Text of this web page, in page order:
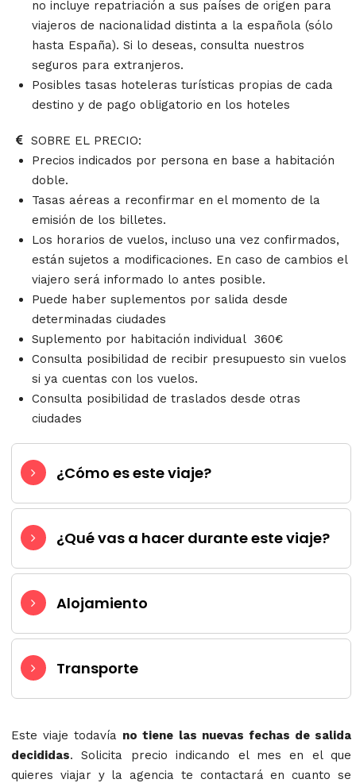
no incluye repatriación a sus países de origen para
viajeros de nacionalidad distinta a la española (sólo
hasta España). Si lo deseas, consulta nuestros
seguros para extranjeros.
Posibles tasas hoteleras turísticas propias de cada
destino y de pago obligatorio en los hoteles
SOBRE EL PRECIO:
Precios indicados por persona en base a habitación
doble.
Tasas aéreas a reconfirmar en el momento de la
emisión de los billetes.
Los horarios de vuelos, incluso una vez confirmados,
están sujetos a modificaciones. En caso de cambios el
viajero será informado lo antes posible.
Puede haber suplementos por salida desde
determinadas ciudades
Suplemento por habitación individual 360€
Consulta posibilidad de recibir presupuesto sin vuelos
si ya cuentas con los vuelos.
Consulta posibilidad de traslados desde otras
ciudades
¿Cómo es este viaje?
¿Qué vas a hacer durante este viaje?
Alojamiento
Transporte
Este viaje todavía no tiene las nuevas fechas de salida
decididas. Solicita precio indicando el mes en el que
quieres viajar y la agencia te contactará en cuanto se